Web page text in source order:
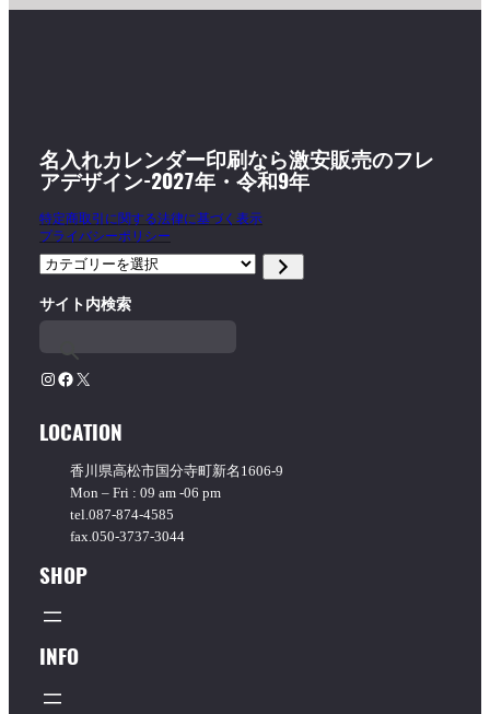
名入れカレンダー印刷なら激安販売のフレ
アデザイン-2027年・令和9年
特定商取引に関する法律に基づく表示
プライバシーポリシー
カ
ゴ
リ
ー
を
サイト内検索
Instagram Facebook X
LOCATION
香川県高松市国分寺町新名1606-9
Mon – Fri : 09 am -06 pm
tel.087-874-4585
fax.050-3737-3044
SHOP
INFO